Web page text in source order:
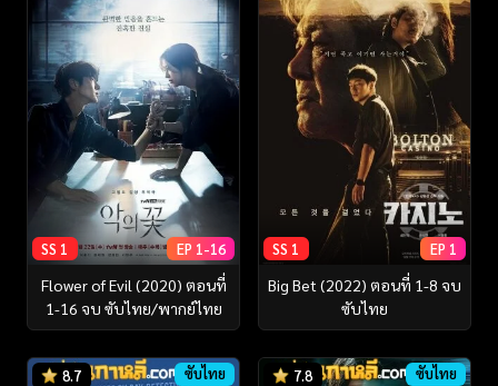
SS 1 EP 1-16
Flower of Evil (2020) ตอนที่
1-16 จบ ซับไทย/พากย์ไทย
SS 1 EP 1
Big Bet (2022) ตอนที่ 1-8 จบ
ซับไทย
8.7 ซับไทย 7.8 ซับไทย